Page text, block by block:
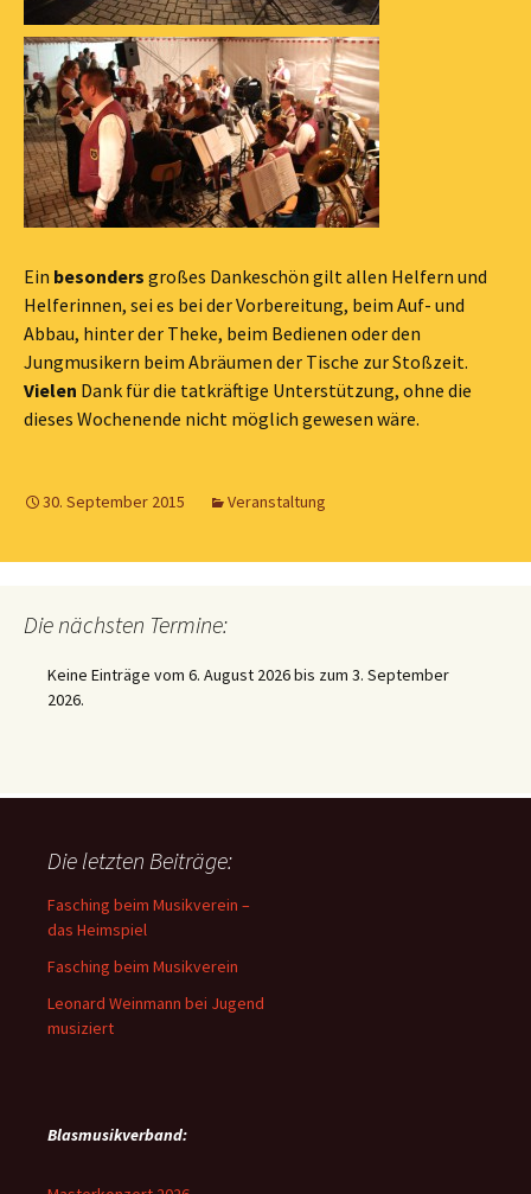
Ein besonders großes Dankeschön gilt allen Helfern und
Helferinnen, sei es bei der Vorbereitung, beim Auf- und
Abbau, hinter der Theke, beim Bedienen oder den
Jungmusikern beim Abräumen der Tische zur Stoßzeit.
Vielen Dank für die tatkräftige Unterstützung, ohne die
dieses Wochenende nicht möglich gewesen wäre.
30. September 2015 Veranstaltung
Die nächsten Termine:
Keine Einträge vom 6. August 2026 bis zum 3. September
2026.
Die letzten Beiträge:
Fasching beim Musikverein –
das Heimspiel
Fasching beim Musikverein
Leonard Weinmann bei Jugend
musiziert
Blasmusikverband: